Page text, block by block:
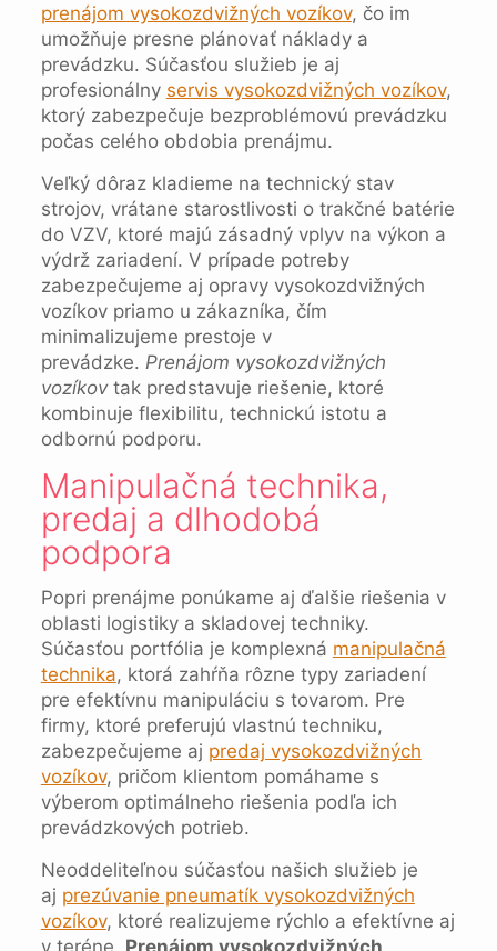
prenájom vysokozdvižných vozíkov, čo im
umožňuje presne plánovať náklady a
prevádzku. Súčasťou služieb je aj
profesionálny servis vysokozdvižných vozíkov,
ktorý zabezpečuje bezproblémovú prevádzku
počas celého obdobia prenájmu.
Veľký dôraz kladieme na technický stav
strojov, vrátane starostlivosti o trakčné batérie
do VZV, ktoré majú zásadný vplyv na výkon a
výdrž zariadení. V prípade potreby
zabezpečujeme aj opravy vysokozdvižných
vozíkov priamo u zákazníka, čím
minimalizujeme prestoje v
prevádzke. Prenájom vysokozdvižných
vozíkovtak predstavuje riešenie, ktoré
kombinuje flexibilitu, technickú istotu a
odbornú podporu.
Manipulačná technika,
predaj a dlhodobá
podpora
Popri prenájme ponúkame aj ďalšie riešenia v
oblasti logistiky a skladovej techniky.
Súčasťou portfólia je komplexná manipulačná
technika, ktorá zahŕňa rôzne typy zariadení
pre efektívnu manipuláciu s tovarom. Pre
firmy, ktoré preferujú vlastnú techniku,
zabezpečujeme aj predaj vysokozdvižných
vozíkov, pričom klientom pomáhame s
výberom optimálneho riešenia podľa ich
prevádzkových potrieb.
Neoddeliteľnou súčasťou našich služieb je
aj prezúvanie pneumatík vysokozdvižných
vozíkov, ktoré realizujeme rýchlo a efektívne aj
v teréne. Prenájom vysokozdvižných